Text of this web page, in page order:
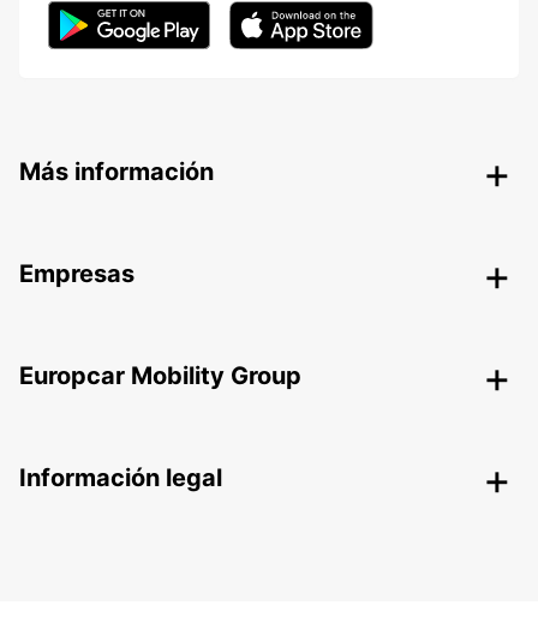
Más información
Empresas
Europcar Mobility Group
Información legal